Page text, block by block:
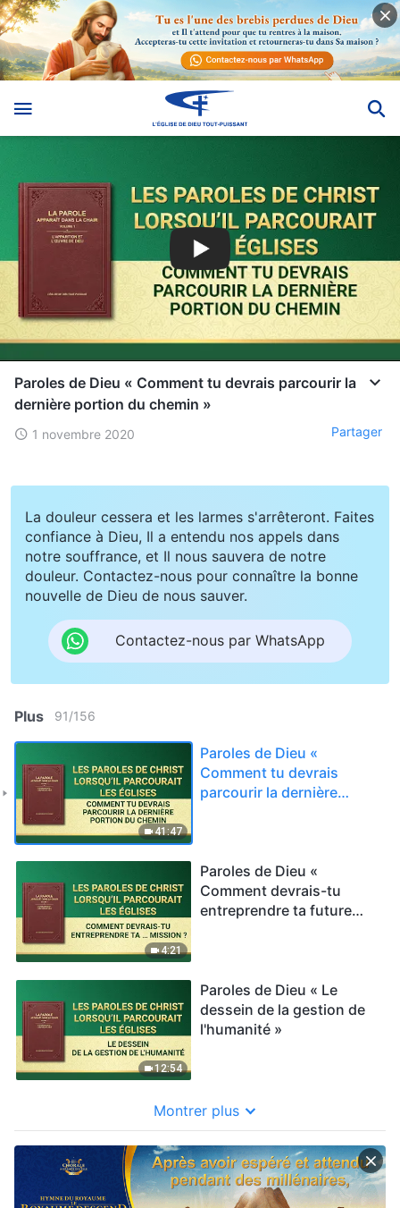
Paroles de Dieu « Comment tu devrais parcourir la
dernière portion du chemin »
1 novembre 2020 Partager
La douleur cessera et les larmes s'arrêteront. Faites
confiance à Dieu, Il a entendu nos appels dans
notre souffrance, et Il nous sauvera de notre
douleur. Contactez-nous pour connaître la bonne
nouvelle de Dieu de nous sauver.
Contactez-nous par WhatsApp
Plus 91/156
41:47
Paroles de Dieu «
Comment tu devrais
parcourir la dernière
4:21
Paroles de Dieu «
Comment devrais-tu
entreprendre ta future
12:54
Paroles de Dieu « Le
dessein de la gestion de
l'humanité »
Montrer plus